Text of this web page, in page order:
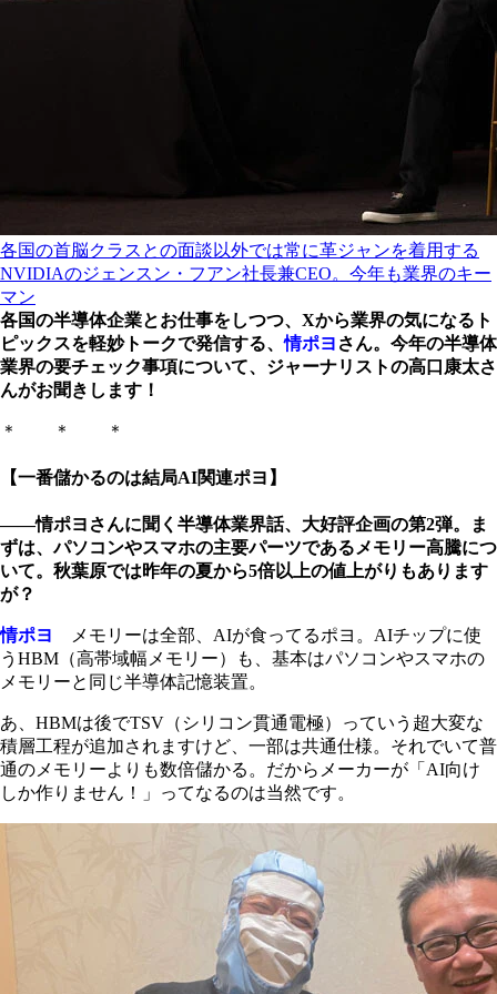
各国の首脳クラスとの面談以外では常に革ジャンを着用する
NVIDIAのジェンスン・フアン社長兼CEO。今年も業界のキー
マン
各国の半導体企業とお仕事をしつつ、Xから業界の気になるト
ピックスを軽妙トークで発信する、情ポヨ さん。今年の半導体
業界の要チェック事項について、ジャーナリストの高口康太さ
んがお聞きします！
＊ ＊ ＊
【一番儲かるのは結局AI関連ポヨ】
――情ポヨさんに聞く半導体業界話、大好評企画の第2弾。ま
ずは、パソコンやスマホの主要パーツであるメモリー高騰につ
いて。秋葉原では昨年の夏から5倍以上の値上がりもあります
が？
情ポヨ
メモリーは全部、AIが食ってるポヨ。AIチップに使
うHBM（高帯域幅メモリー）も、基本はパソコンやスマホの
メモリーと同じ半導体記憶装置。
あ、HBMは後でTSV（シリコン貫通電極）っていう超大変な
積層工程が追加されますけど、一部は共通仕様。それでいて普
通のメモリーよりも数倍儲かる。だからメーカーが「AI向け
しか作りません！」ってなるのは当然です。